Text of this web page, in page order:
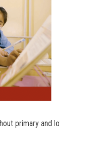
primary and lower-